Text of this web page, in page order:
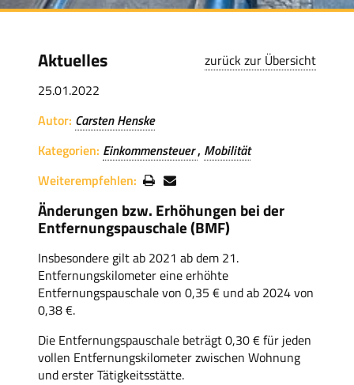
Aktuelles
25.01.2022
Autor: Carsten Henske
Kategorien: Einkommensteuer Mobilität
Weiterempfehlen:
zurück zur Übersicht
Änderungen bzw. Erhöhungen bei der
Entfernungspauschale (BMF)
Insbesondere gilt ab 2021 ab dem 21.
Entfernungskilometer eine erhöhte
Entfernungspauschale von 0,35 € und ab 2024 von
0,38 €.
Die Entfernungspauschale beträgt 0,30 € für jeden
vollen Entfernungskilometer zwischen Wohnung
und erster Tätigkeitsstätte.